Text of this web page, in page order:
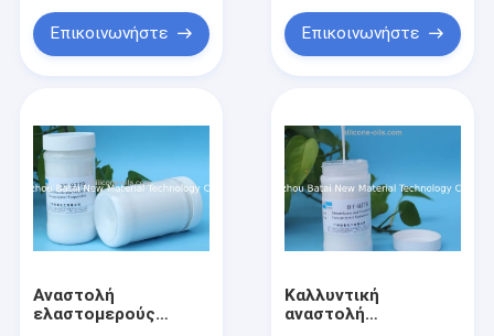
Επικοινωνήστε Επικοινωνήστε
Αναστολή
ελαστομερούς
Καλλυντική
αναστολή